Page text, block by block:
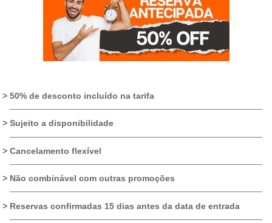
50% de desconto incluído na tarifa
Sujeito a disponibilidade
Cancelamento flexível
Não combinável com outras promoções
Reservas confirmadas 15 dias antes da data de entrada